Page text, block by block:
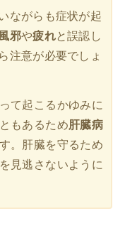
ながらも症状が起
風邪や疲れと誤認し
注意が必要でしょ
て起こるかゆみに
もあるため肝臓病
。肝臓を守るため
見逃さないように